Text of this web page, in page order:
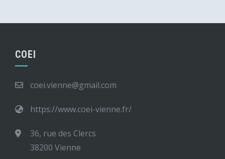
COEI
coei.vienne@gmail.com
https://www.coei-vienne.fr/
36, rue des Clercs
38200 Vienne